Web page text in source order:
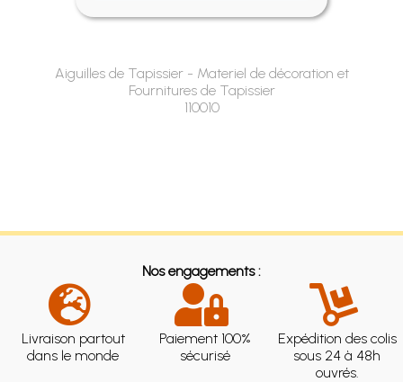
Aiguilles de Tapissier - Materiel de décoration et
Fournitures de Tapissier
110010
Nos engagements :
Livraison partout
dans le monde
Paiement 100%
sécurisé
Expédition des colis
sous 24 à 48h
ouvrés.